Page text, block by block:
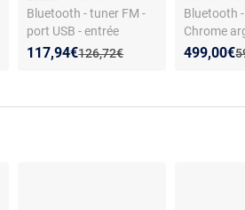
Bluetooth - tuner FM -
port USB - entrée
auxiliaire -Ancien prix :
126,72€
Nouveau prix :
117,94€
Réduction de :
Bluetooth
Chrome
canaux -
Nouveau
499,00€